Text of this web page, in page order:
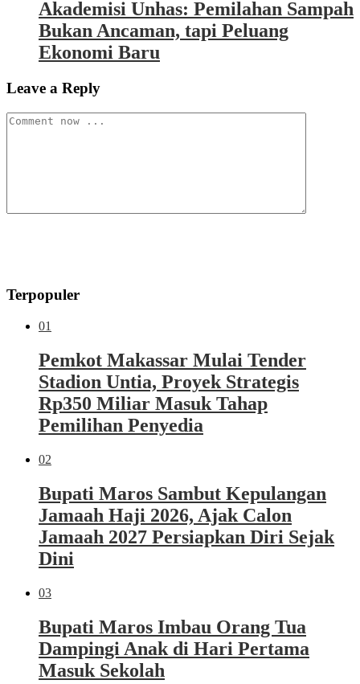
Akademisi Unhas: Pemilahan Sampah
Bukan Ancaman, tapi Peluang
Ekonomi Baru
Leave a Reply
Terpopuler
01
Pemkot Makassar Mulai Tender
Stadion Untia, Proyek Strategis
Rp350 Miliar Masuk Tahap
Pemilihan Penyedia
02
Bupati Maros Sambut Kepulangan
Jamaah Haji 2026, Ajak Calon
Jamaah 2027 Persiapkan Diri Sejak
Dini
03
Bupati Maros Imbau Orang Tua
Dampingi Anak di Hari Pertama
Masuk Sekolah